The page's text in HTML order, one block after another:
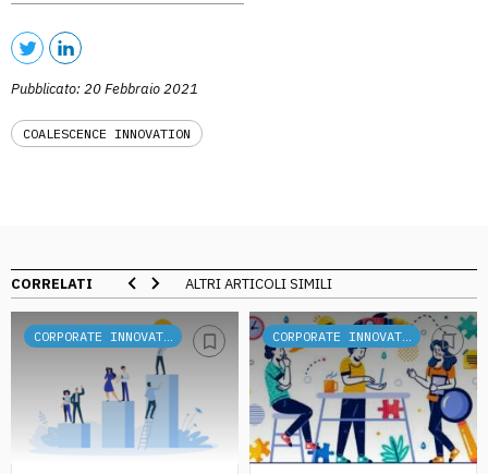
Pubblicato: 20 Febbraio 2021
COALESCENCE INNOVATION
CORRELATI ALTRI ARTICOLI SIMILI